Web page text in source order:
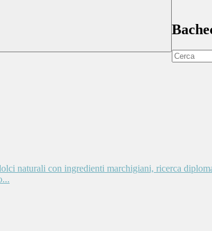
naturali con ingredienti marchigiani, ricerca